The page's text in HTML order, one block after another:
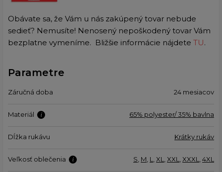
Obávate sa, že Vám u nás zakúpený tovar nebude
sedieť? Nemusíte! Nenosený nepoškodený tovar Vám
bezplatne vymeníme. Bližšie informácie nájdete TU.
Parametre
Záručná doba 24 mesiacov
Materiál 65% polyester/ 35% bavlna
Dĺžka rukávu Krátky rukáv
Veľkosť oblečenia S, M, L,XL,XXL,XXXL,4XL